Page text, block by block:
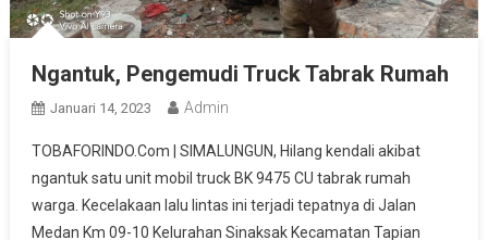
Ngantuk, Pengemudi Truck Tabrak Rumah
Januari 14, 2023 Admin
TOBAFORINDO.Com | SIMALUNGUN, Hilang kendali akibat
ngantuk satu unit mobil truck BK 9475 CU tabrak rumah
warga. Kecelakaan lalu lintas ini terjadi tepatnya di Jalan
Medan Km 09-10 Kelurahan Sinaksak Kecamatan Tapian